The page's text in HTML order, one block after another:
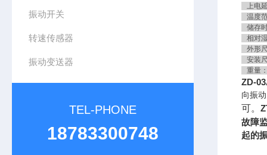
振动开关
转速传感器
振动变送器
TEL-PHONE
18783300748
上电
温度
储存
相对
外形
安装
重量
ZD-
向振
可。
故障
起的